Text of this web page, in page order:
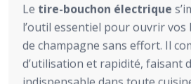
Le tire-bouchon électrique
l’outil essentiel pour ouvrir vos
de champagne sans effort. Il
d’utilisation et rapidité, faisant